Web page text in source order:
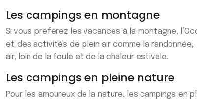
Les campings en montagne
Si vous préférez les vacances à la montagne,
et des activités de plein air comme la
air, loin de la foule et de la chaleur estivale.
Les campings en pleine nature
Pour les amoureux de la nature, les campings